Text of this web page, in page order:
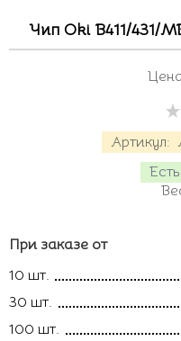
Чип Oki B411/431/
Артикул:
При заказе от
10 шт.
30 шт.
100 шт.